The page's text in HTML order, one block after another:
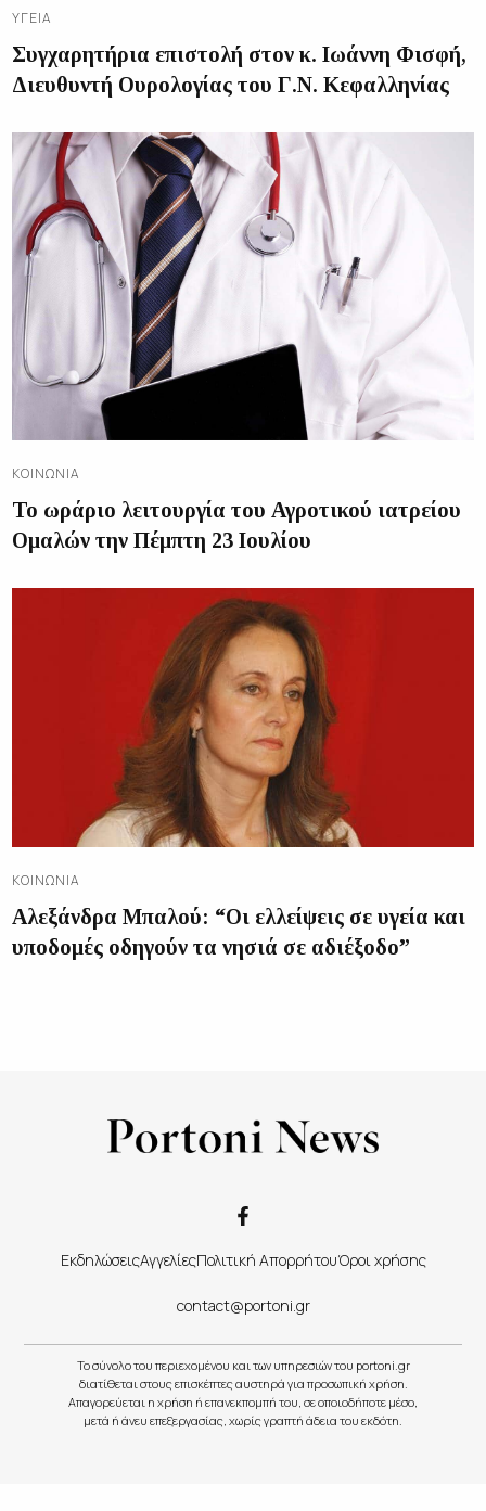
ΥΓΕΊΑ
Συγχαρητήρια επιστολή στον κ. Ιωάννη Φισφή,
Διευθυντή Ουρολογίας του Γ.Ν. Κεφαλληνίας
ΚΟΙΝΩΝΊΑ
Το ωράριο λειτουργία του Αγροτικού ιατρείου
Ομαλών την Πέμπτη 23 Ιουλίου
ΚΟΙΝΩΝΊΑ
Αλεξάνδρα Μπαλού: “Οι ελλείψεις σε υγεία και
υποδομές οδηγούν τα νησιά σε αδιέξοδο”
ΕκδηλώσειςΑγγελίεςΠολιτική ΑπορρήτουΌροι χρήσης
contact@portoni.gr
Το σύνολο του περιεχομένου και των υπηρεσιών του portoni.gr
διατίθεται στους επισκέπτες αυστηρά για προσωπική χρήση.
Απαγορεύεται η χρήση ή επανεκπομπή του, σε οποιοδήποτε μέσο,
μετά ή άνευ επεξεργασίας, χωρίς γραπτή άδεια του εκδότη.